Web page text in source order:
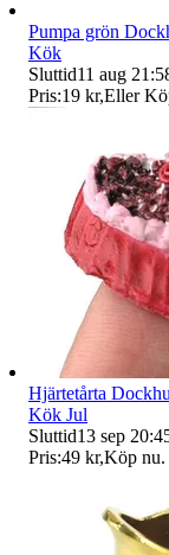
Pumpa grön
Kök
Sluttid11 aug
Pris:19 kr,Eller
Hjärtetårta
Kök Jul
Sluttid13 sep
Pris:49 kr,Köp nu.